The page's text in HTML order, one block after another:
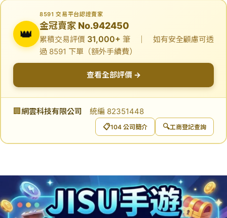
👑
8591 交易平台認證賣家
金冠賣家 No.942450
累積交易評價 31,000+ 筆 ｜ 如有安全顧慮可透
過 8591 下單（額外手續費）
查看全部評價 →
🏢 網雲科技有限公司 統編 82351448
📋104 公司簡介 🔍工商登記查詢